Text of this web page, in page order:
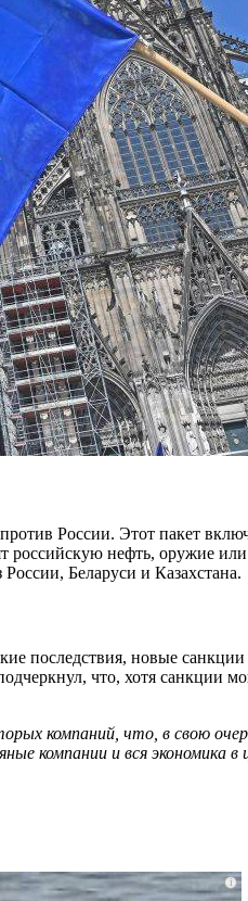
России. Этот пакет
российскую нефть, оружие
Беларуси и Казахстана.
последствия, новые
что, хотя санкции
компаний, что, в свою
компании и вся экономика в
i